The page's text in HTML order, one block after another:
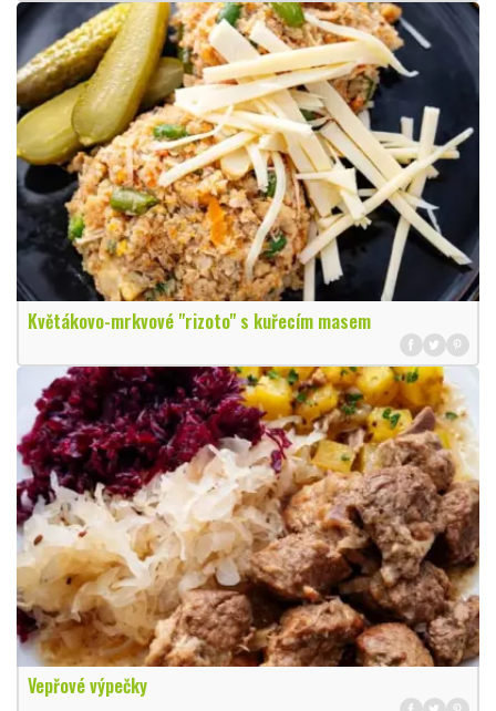
Květákovo-mrkvové "rizoto" s kuřecím masem
Vepřové výpečky